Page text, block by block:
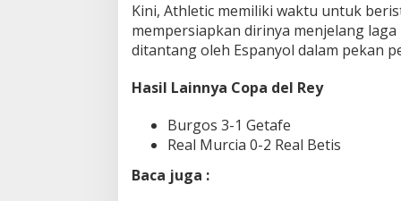
Kini, Athletic memiliki waktu untuk
mempersiapkan dirinya menjelang
ditantang oleh Espanyol dalam pekan
Hasil Lainnya Copa del Rey
Burgos 3-1 Getafe
Real Murcia 0-2 Real Betis
Baca juga :